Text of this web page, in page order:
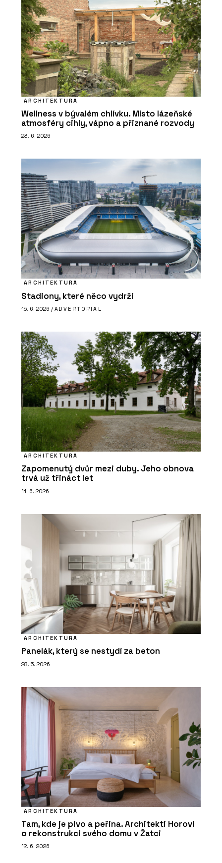
ARCHITEKTURA
Wellness v bývalém chlívku. Místo lázeňské
atmosféry cihly, vápno a přiznané rozvody
23. 6. 2026
ARCHITEKTURA
Stadiony, které něco vydrží
15. 6. 2026 / ADVERTORIAL
ARCHITEKTURA
Zapomenutý dvůr mezi duby. Jeho obnova
trvá už třináct let
11. 6. 2026
ARCHITEKTURA
Panelák, který se nestydí za beton
28. 5. 2026
ARCHITEKTURA
Tam, kde je pivo a peřina. Architekti Horovi
o rekonstrukci svého domu v Žatci
12. 6. 2026